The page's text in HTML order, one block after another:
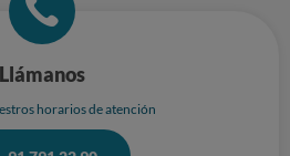
Llámanos
horarios de atención